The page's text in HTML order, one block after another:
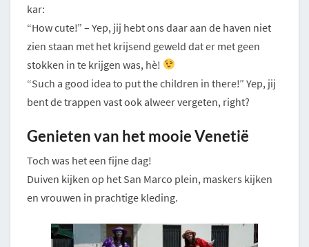
kar:
“How cute!” – Yep, jij hebt ons daar aan de haven niet
zien staan met het krijsend geweld dat er met geen
stokken in te krijgen was, hè!
“Such a good idea to put the children in there!” Yep, jij
bent de trappen vast ook alweer vergeten, right?
Genieten van het mooie Venetië
Toch was het een fijne dag!
Duiven kijken op het San Marco plein, maskers kijken
en vrouwen in prachtige kleding.